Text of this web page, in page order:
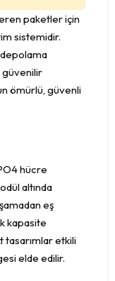
paketler için
sistemidir.
güvenilir
ömürlü, güvenli
hücre
altında
eş
kapasite
etkili
elde edilir.